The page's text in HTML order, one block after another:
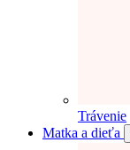
Trávenie
Matka a dieťa